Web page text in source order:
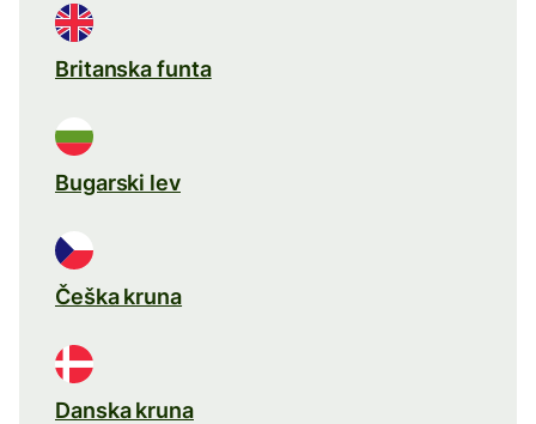
Britanska funta
Bugarski lev
Češka kruna
Danska kruna